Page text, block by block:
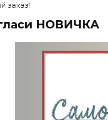
заказ!
НОВИЧКА